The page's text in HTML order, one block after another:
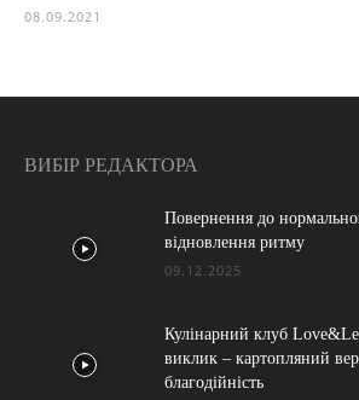
08.09.2021
ВИБІР РЕДАКТОРА
Повернення до
відновлення ритму
09.12.2025
Кулінарний клуб
виклик – картопляний
благодійність